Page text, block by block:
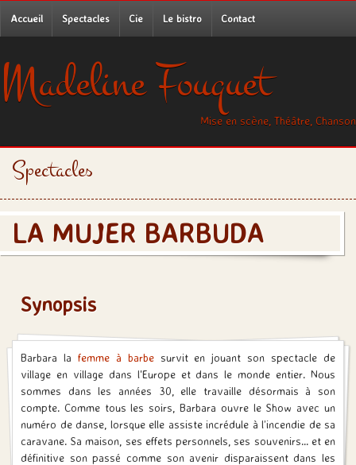
Accueil Spectacles Cie Le bistro Contact
Madeline Fouquet
Mise en scène, Théâtre, Chanson
Spectacles
LA MUJER BARBUDA
Synopsis
Barbara la femme à barbesurvit en jouant son spectacle de
village en village dans l'Europe et dans le monde entier. Nous
sommes dans les années 30, elle travaille désormais à son
compte. Comme tous les soirs, Barbara ouvre le Show avec un
numéro de danse, lorsque elle assiste incrédule à l’incendie de sa
caravane. Sa maison, ses effets personnels, ses souvenirs... et en
définitive son passé comme son avenir disparaissent dans les